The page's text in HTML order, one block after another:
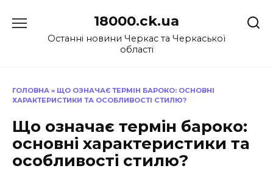
до
18000.ck.ua
Останні новини Черкас та Черкаської
області
ГОЛОВНА » ЩО ОЗНАЧАЄ ТЕРМІН БАРОКО: ОСНОВНІ
ХАРАКТЕРИСТИКИ ТА ОСОБЛИВОСТІ СТИЛЮ?
Що означає термін бароко:
основні характеристики та
особливості стилю?